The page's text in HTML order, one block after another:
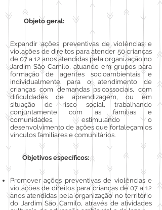
Objeto geral:
Expandir ações preventivas de violências e
violações de direitos para atender 50 crianças
de 07 a 12 anos atendidas pela organização no
Jardim São Camilo, atuando em grupos para
formação de agentes socioambientais, e
individualmente para o atendimento de
crianças com demandas psicossociais, com
dificuldades de aprendizagem, ou em
situação de risco social, trabalhando
conjuntamente com as famílias e
comunidades, estimulando o
desenvolvimento de ações que fortaleçam os
vínculos familiares e comunitários.
Objetivos específicos:
Promover ações preventivas de violências e
violações de direitos para crianças de 07 a 12
anos atendidas pela organização no território
do Jardim São Camilo, através de atividades